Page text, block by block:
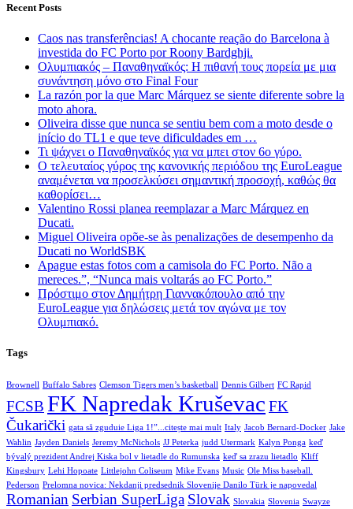
Recent Posts
Caos nas transferências! A chocante reação do Barcelona à
investida do FC Porto por Roony Bardghji.
Ολυμπιακός – Παναθηναϊκός: Η πιθανή τους πορεία με μια
συνάντηση μόνο στο Final Four
La razón por la que Marc Márquez se siente diferente sobre la
moto ahora.
Oliveira disse que nunca se sentiu bem com a moto desde o
início do TL1 e que teve dificuldades em …
Τι ψάχνει ο Παναθηναϊκός για να μπει στον 6ο γύρο.
Ο τελευταίος γύρος της κανονικής περιόδου της EuroLeague
αναμένεται να προσελκύσει σημαντική προσοχή, καθώς θα
καθορίσει…
Valentino Rossi planea reemplazar a Marc Márquez en
Ducati.
Miguel Oliveira opõe-se às penalizações de desempenho da
Ducati no WorldSBK
Apague estas fotos com a camisola do FC Porto. Não a
mereces.”, “Nunca mais voltarás ao FC Porto.”
Πρόστιμο στον Δημήτρη Γιαννακόπουλο από την
EuroLeague για δηλώσεις μετά τον αγώνα με τον
Ολυμπιακό.
Tags
Brownell Buffalo Sabres Clemson Tigers men’s basketball Dennis Gilbert FC Rapid
FCSB FK Napredak Kruševac FK
Čukarički gata să zguduie Liga 1!”...citește mai mult Italy Jacob Bernard-Docker Jake
Wahlin Jayden Daniels Jeremy McNichols JJ Peterka judd Utermark Kalyn Ponga keď
bývalý prezident Andrej Kiska bol v lietadle do Rumunska keď sa zrazu lietadlo Kliff
Kingsbury Lehi Hopoate Littlejohn Coliseum Mike Evans Music Ole Miss baseball.
Pederson Prelomna novica: Nekdanji predsednik Slovenije Danilo Türk je napovedal
Romanian Serbian SuperLiga Slovak Slovakia Slovenia Swayze